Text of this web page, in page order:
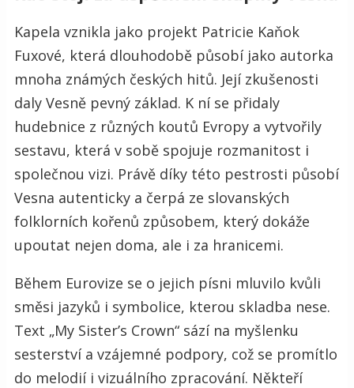
Kapela vznikla jako projekt Patricie Kaňok
Fuxové, která dlouhodobě působí jako autorka
mnoha známých českých hitů. Její zkušenosti
daly Vesně pevný základ. K ní se přidaly
hudebnice z různých koutů Evropy a vytvořily
sestavu, která v sobě spojuje rozmanitost i
společnou vizi. Právě díky této pestrosti působí
Vesna autenticky a čerpá ze slovanských
folklorních kořenů způsobem, který dokáže
upoutat nejen doma, ale i za hranicemi.
Během Eurovize se o jejich písni mluvilo kvůli
směsi jazyků i symbolice, kterou skladba nese.
Text „My Sister’s Crown“ sází na myšlenku
sesterství a vzájemné podpory, což se promítlo
do melodií i vizuálního zpracování. Někteří